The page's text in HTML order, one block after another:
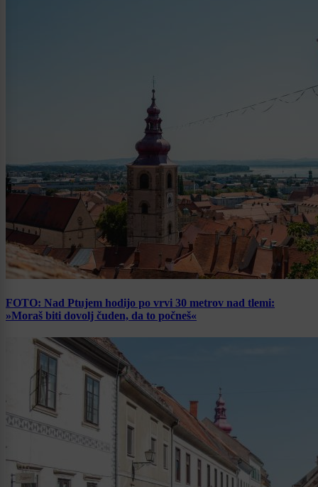
FOTO: Nad Ptujem hodijo po vrvi 30 metrov nad tlemi:
»Moraš biti dovolj čuden, da to počneš«